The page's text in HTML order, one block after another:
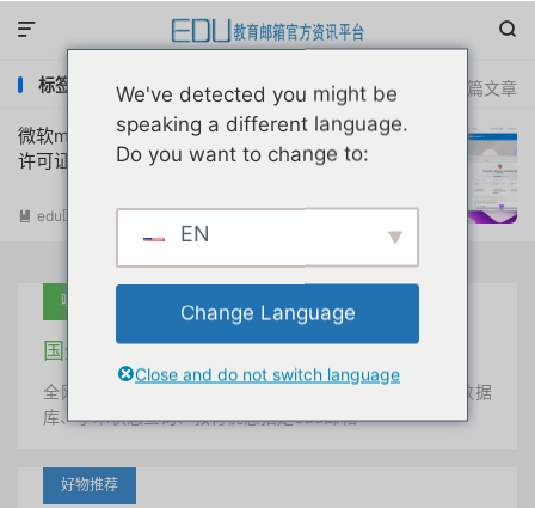


共 1 篇文章
标签：office365教育版a5
微软microsoft 365版copilot对拥有A3/A5
许可证的高校4月1日免费使用
 edu国外优惠 阅读(3652)
吐血推荐
国外学术美国 edu教育邮箱
全网唯一首发、自定义用户名、终身使用、学术文献数据
库、学术状态查询、教育优惠指定edu邮箱
好物推荐
We've detected you might be
speaking a different language.
Do you want to change to:
EN
Change Language
Close and do not switch language